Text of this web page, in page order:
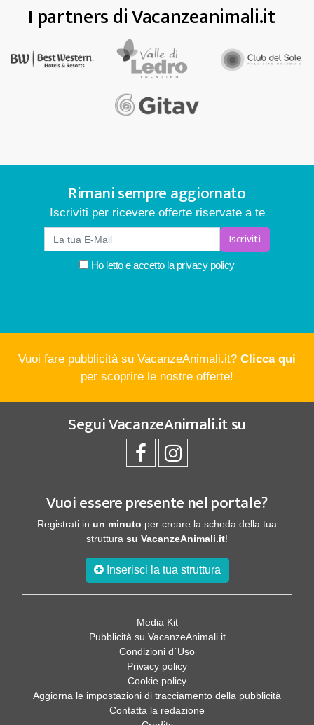
I partners di Vacanzeanimali.it
Rimani sempre aggiornato
Iscriviti per ricevere offerte riservate a te
Iscriviti
Ho letto e accetto laprivacy policy
Vuoi fare pubblicità su VacanzeAnimali.it? Clicca qui
per scoprire le nostre offerte!
SeguiVacanzeAnimali.itsu
Vuoi essere presente nel portale?
Registrati in un minuto per creare la scheda della tua
struttura su VacanzeAnimali.it!
Inserisci la tua struttura
Media Kit
Pubblicità su VacanzeAnimali.it
Condizioni d´Uso
Privacy policy
Cookie policy
Aggiorna le impostazioni di tracciamento della pubblicità
Contatta la redazione